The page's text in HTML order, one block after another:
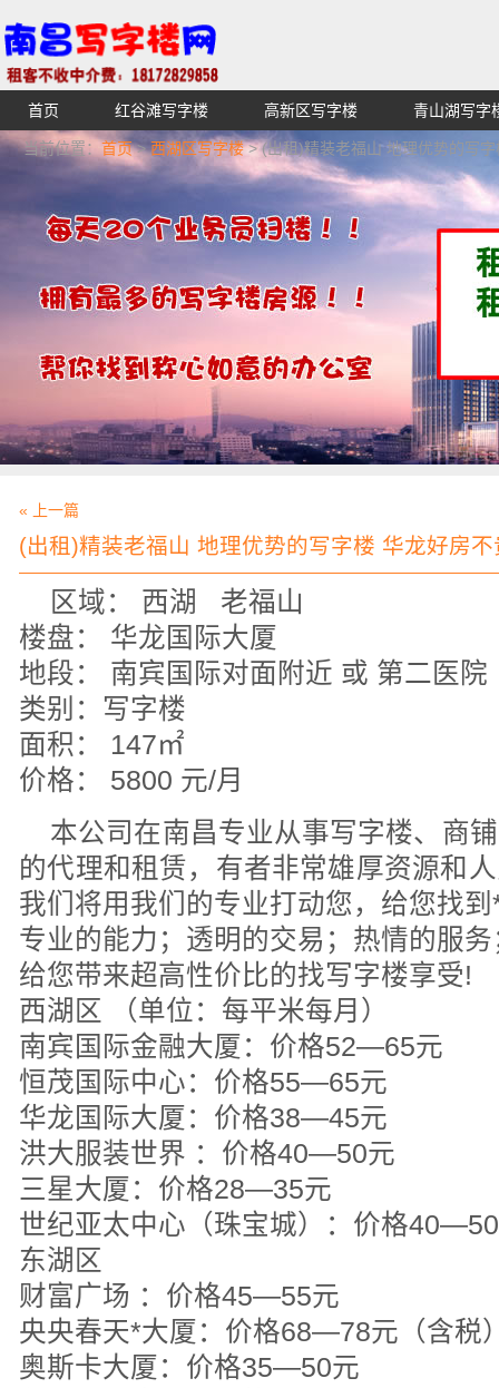
【不收中介费】南昌写字楼出租租赁招租出售,找高端高
湖青云谱写字楼
首页 红谷滩写字楼 高新区写字楼 青山湖写字
当前位置： 首页>西湖区写字楼> (出租)精装老福山 地理优势的写
« 上一篇
(出租)精装老福山 地理优势的写字楼 华龙好房
区域： 西湖 老福山
楼盘： 华龙国际大厦
地段： 南宾国际对面附近 或 第二医院
类别：写字楼
面积： 147㎡
价格： 5800 元/月
本公司在南昌专业从事写字楼、商
的代理和租赁，有者非常雄厚资源和
我们将用我们的专业打动您，给您找
专业的能力；透明的交易；热情的服
给您带来超高性价比的找写字楼享受!
西湖区 （单位：每平米每月）
南宾国际金融大厦：价格52—65元
恒茂国际中心：价格55—65元
华龙国际大厦：价格38—45元
洪大服装世界 ：价格40—50元
三星大厦：价格28—35元
世纪亚太中心（珠宝城）：价格
东湖区
财富广场 ：价格45—55元
央央春天*大厦：价格68—78元（含税
奥斯卡大厦：价格35—50元